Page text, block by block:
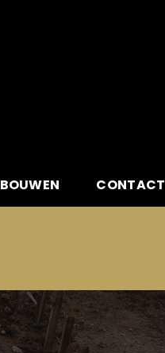
BOUWEN CONTACT